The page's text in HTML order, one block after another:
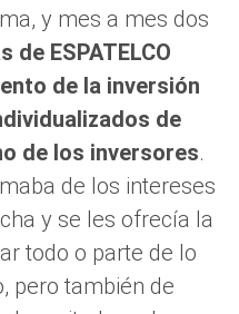
y mes a mes dos
de ESPATELCO
de la inversión
de
de los inversores.
de los intereses
y se les ofrecía la
todo o parte de lo
pero también de